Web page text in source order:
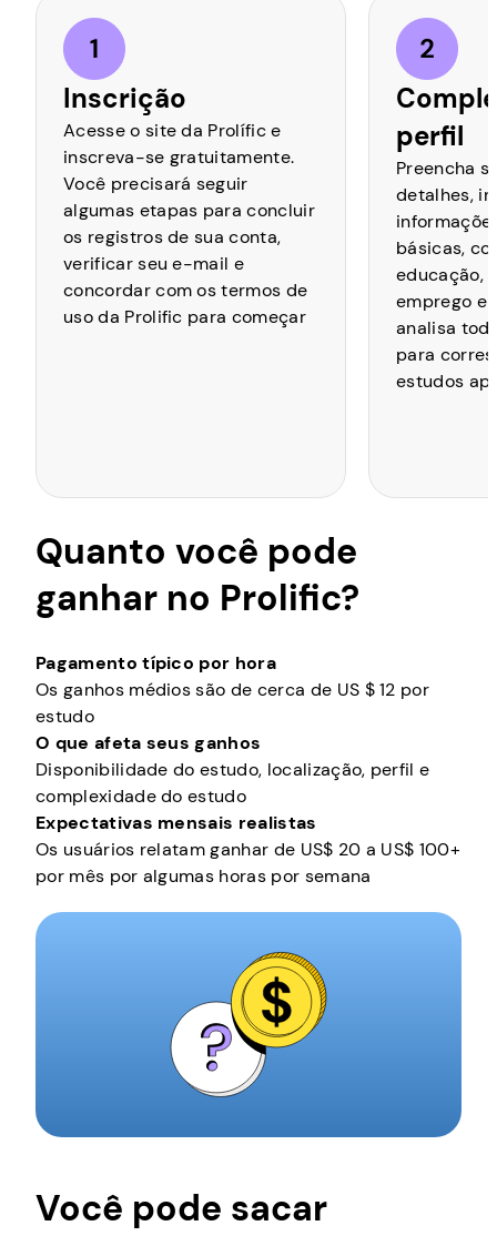
Inscrição
Acesse o site da Prolífic e
inscreva-se gratuitamente.
Você precisará seguir
algumas etapas para concluir
os registros de sua conta,
verificar seu e-mail e
concordar com os termos de
uso da Prolific para começar
perfil
Preencha
detalhes,
básicas,
educação,
emprego e
analisa
para
estudos
Quanto você pode
ganhar no Prolific?
Pagamento típico por hora
Os ganhos médios são de cerca de US $ 12 por
estudo
O que afeta seus ganhos
Disponibilidade do estudo, localização, perfil e
complexidade do estudo
Expectativas mensais realistas
Os usuários relatam ganhar de US$ 20 a US$ 100+
por mês por algumas horas por semana
Você pode sacar